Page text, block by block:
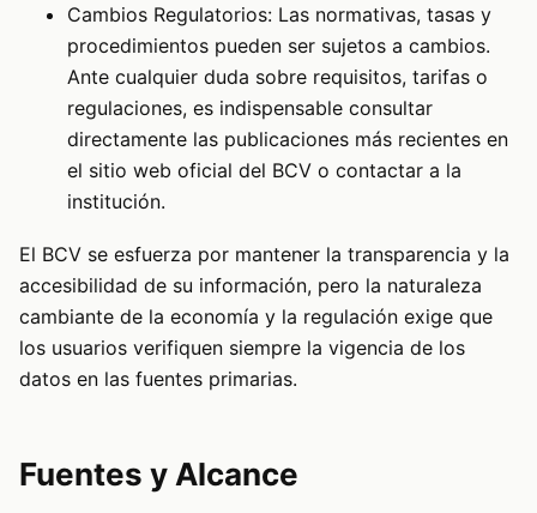
Cambios Regulatorios: Las normativas, tasas y
procedimientos pueden ser sujetos a cambios.
Ante cualquier duda sobre requisitos, tarifas o
regulaciones, es indispensable consultar
directamente las publicaciones más recientes en
el sitio web oficial del BCV o contactar a la
institución.
El BCV se esfuerza por mantener la transparencia y la
accesibilidad de su información, pero la naturaleza
cambiante de la economía y la regulación exige que
los usuarios verifiquen siempre la vigencia de los
datos en las fuentes primarias.
Fuentes y Alcance